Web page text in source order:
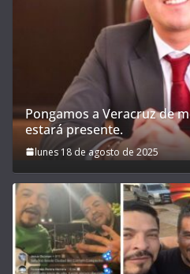
Pongamos a Veracruz de
estará presente.
lunes 18 de agosto de 2025